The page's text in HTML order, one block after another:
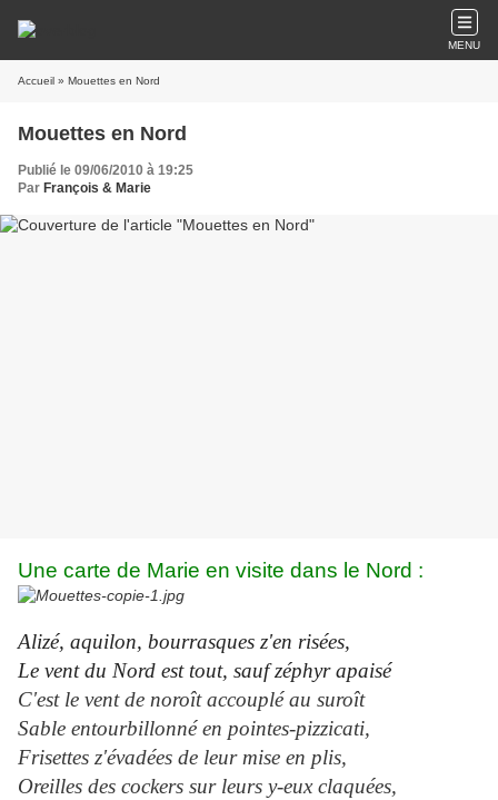
MENU
Accueil » Mouettes en Nord
Mouettes en Nord
Publié le 09/06/2010 à 19:25
Par François & Marie
Une carte de Marie en visite dans le Nord :
Alizé, aquilon, bourrasques z'en risées,
Le vent du Nord est tout, sauf zéphyr apaisé
C'est le vent de noroît accouplé au suroît
Sable entourbillonné en pointes-pizzicati,
Frisettes z'évadées de leur mise en plis,
Oreilles des cockers sur leurs y-eux claquées,